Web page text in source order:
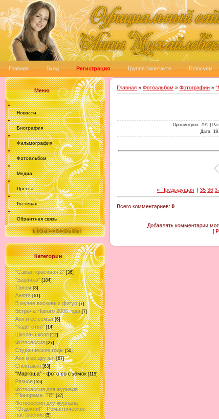
Главная Вход Регистрация Группа Вконтакте Голосуем
Меню
Новости
Биография
Фильмография
Фотоальбом
Медиа
Пресса
Гостевая
Обрантная связь
Категории
"Самая красивая 2" [36]
"Барвиха" [184]
Танцы [8]
Анюта [61]
В музее восковых фигур [7]
Встреча Нового 2008 года [7]
Аня и её семья [6]
"Кадетство" [14]
Школа-школа [12]
Фотосессия [27]
Студенческие годы [50]
Аня и её друзья [67]
Спектакли [63]
"Маргоша" - фото со съёмок [115]
Разное [55]
Фотосессия для журнала
"Панорама. ТВ" [37]
Фотосессия длу журнала
"Отдохни!" - Романтическое
настроение [5]
Главная » Фотоальбом » Фотографии »
Просмотров: 791 |
Дата:
« Предыдущая | 35 36
Всего комментариев: 0
Добавлять комментарии
[